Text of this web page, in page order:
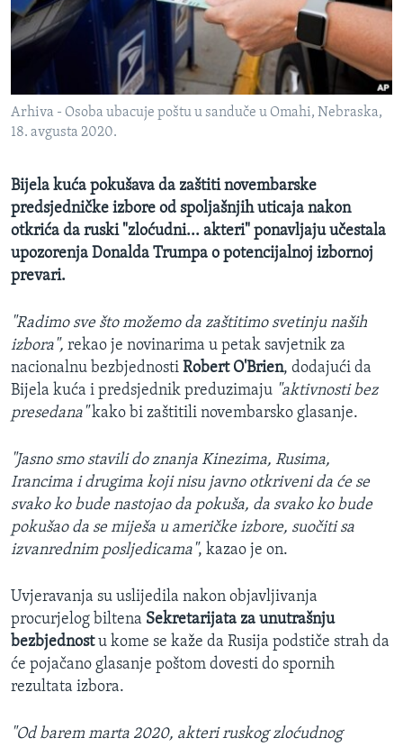
MAGAZIN
O GLASU AMERIKE
Learning English
Jezici
Arhiva - Osoba ubacuje poštu u sanduče u Omahi, Nebraska,
18. avgusta 2020.
Bijela kuća pokušava da zaštiti novembarske
predsjedničke izbore od spoljašnjih uticaja nakon
otkrića da ruski "zloćudni... akteri" ponavljaju učestala
upozorenja Donalda Trumpa o potencijalnoj izbornoj
prevari.
"Radimo sve što možemo da zaštitimo svetinju naših
izbora", rekao je novinarima u petak savjetnik za
nacionalnu bezbjednosti Robert O'Brien, dodajući da
Bijela kuća i predsjednik preduzimaju "aktivnosti bez
presedana"kako bi zaštitili novembarsko glasanje.
"Jasno smo stavili do znanja Kinezima, Rusima,
Irancima i drugima koji nisu javno otkriveni da će se
svako ko bude nastojao da pokuša, da svako ko bude
pokušao da se miješa u američke izbore, suočiti sa
izvanrednim posljedicama", kazao je on.
Uvjeravanja su uslijedila nakon objavljivanja
procurjelog biltena Sekretarijata za unutrašnju
bezbjednostu kome se kaže da Rusija podstiče strah da
će pojačano glasanje poštom dovesti do spornih
rezultata izbora.
"Od barem marta 2020, akteri ruskog zloćudnog